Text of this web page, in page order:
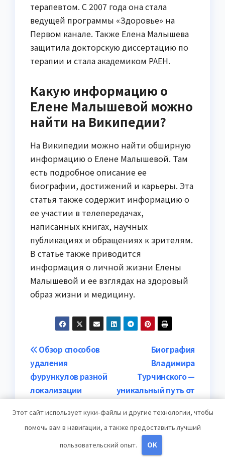
терапевтом. С 2007 года она стала
ведущей программы «Здоровье» на
Первом канале. Также Елена Малышева
защитила докторскую диссертацию по
терапии и стала академиком РАЕН.
Какую информацию о
Елене Малышевой можно
найти на Википедии?
На Википедии можно найти обширную
информацию о Елене Малышевой. Там
есть подробное описание ее
биографии, достижений и карьеры. Эта
статья также содержит информацию о
ее участии в телепередачах,
написанных книгах, научных
публикациях и обращениях к зрителям.
В статье также приводится
информация о личной жизни Елены
Малышевой и ее взглядах на здоровый
образ жизни и медицину.
Навигация
по
записям
Биография
Владимира
Турчинского —
уникальный путь от
до блестящей
карьеры и
многочисленных
достижений
Обзор способов
удаления
фурункулов разной
локализации
Этот сайт использует куки-файлы и другие технологии, чтобы
помочь вам в навигации, а также предоставить лучший
пользовательский опыт.
OK